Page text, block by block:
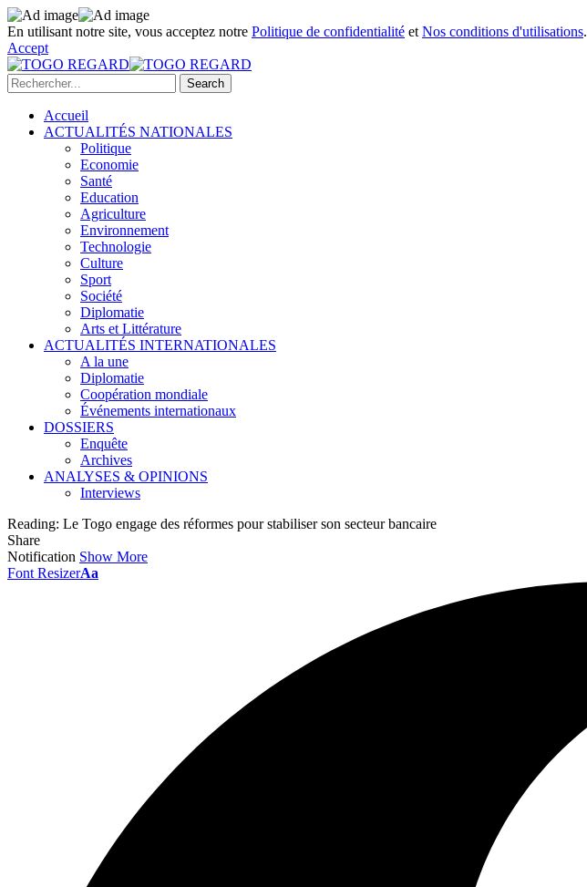
En utilisant notre site, vous acceptez notre Politique de confidentialité et Nos conditions d'utilisations.
Accept
Accueil
ACTUALITÉS NATIONALES
Politique
Economie
Santé
Education
Agriculture
Environnement
Technologie
Culture
Sport
Société
Diplomatie
Arts et Littérature
ACTUALITÉS INTERNATIONALES
A la une
Diplomatie
Coopération mondiale
Événements internationaux
DOSSIERS
Enquête
Archives
ANALYSES & OPINIONS
Interviews
Reading: Le Togo engage des réformes pour stabiliser son secteur bancaire
Share
Notification Show More
Font ResizerAa